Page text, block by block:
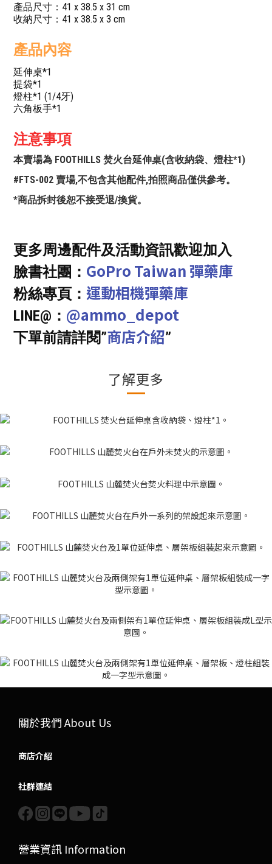
產品尺寸：41 x 38.5 x 31 cm
收納尺寸：41 x 38.5 x 3 cm
產品內容
延伸桌*1
提袋*1
燈柱*1 (1/4牙)
六角板手*1
注意事項
本賣場為 FOOTHILLS 焚火台延伸桌(含收納袋、燈柱*1)
#FTS-002 賣場,不包含其他配件,拍照商品僅供參考。
*商品拆封後恕不接受退/換貨。
更多周邊配件及活動資訊歡迎加入
臉書社團： GoPro Taiwan 彈藥庫
粉絲專頁： 運動相機彈藥庫
LINE@： @ammo_depot
下單前請詳閱”商店介紹”
了解更多
關於我們 About Us
商店介紹
社群連結
營業資訊 Information